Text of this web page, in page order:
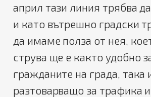
април тази линия трябва
и като вътрешно градски
да имаме полза от нея,
струва ще е както удобно
гражданите на града, така
разтоварващо за трафика